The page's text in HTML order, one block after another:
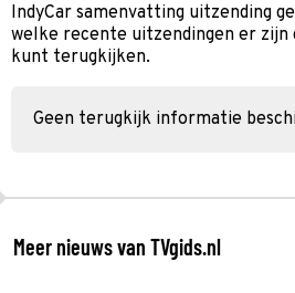
IndyCar samenvatting uitzending
welke recente uitzendingen er zijn
kunt terugkijken.
Geen terugkijk informatie
Meer nieuws van TVgids.nl